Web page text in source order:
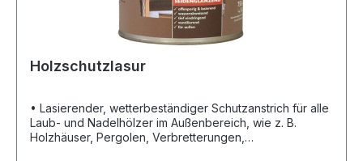
Holzschutzlasur
• Lasierender, wetterbeständiger Schutzanstrich für alle
Laub- und Nadelhölzer im Außenbereich, wie z. B.
Holzhäuser, Pergolen, Verbretterungen,